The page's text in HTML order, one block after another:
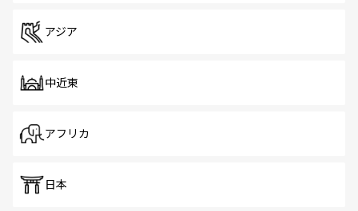
アジア
中近東
アフリカ
日本